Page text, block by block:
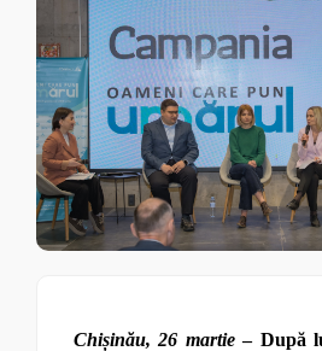
Chișinău, 26 martie– După